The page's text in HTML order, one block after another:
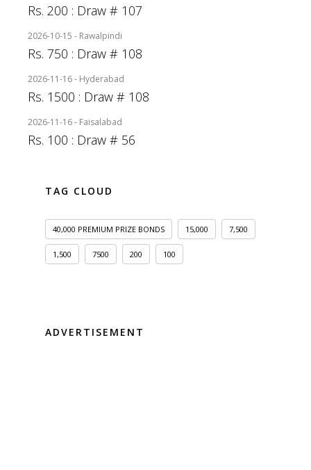
Rs. 200 : Draw # 107
2026-10-15 - Rawalpindi
Rs. 750 : Draw # 108
2026-11-16 - Hyderabad
Rs. 1500 : Draw # 108
2026-11-16 - Faisalabad
Rs. 100 : Draw # 56
TAG CLOUD
40,000 PREMIUM PRIZE BONDS 15,000 7,500
1,500 7500 200 100
ADVERTISEMENT